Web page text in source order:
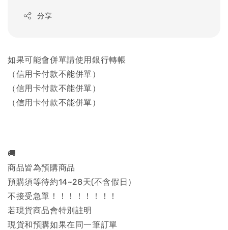
分享
如果可能會併單請使用銀行轉帳
（信用卡付款不能併單）
（信用卡付款不能併單）
（信用卡付款不能併單）
🚚
商品皆為預購商品
預購須等待約14~28天(不含假日）
不接受急單！！！！！！！！
若現貨商品會特別註明
現貨和預購如果在同一筆訂單